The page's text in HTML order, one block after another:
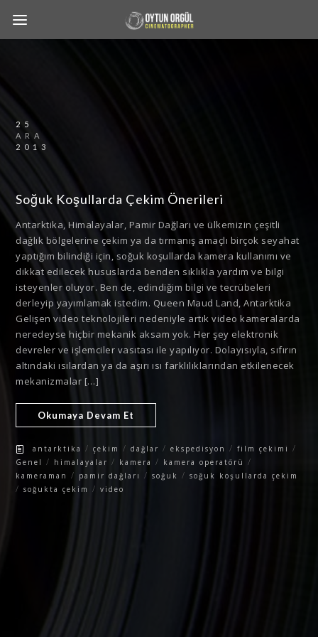
25
ARA
2013
Soğuk Koşullarda Çekim Önerileri
Antarktika, Himalayalar, Pamir Dağları ve ülkemizin çeşitli
dağlık bölgelerine çekim ya da tırmanış amaçlı birçok seyahat
yaptığım bilindiği için, soğuk koşullarda kamera kullanımı ve
dikkat edilecek hususlarda benden sıklıkla yardım ve bilgi
isteyenler oluyor. Ben de, edindiğim bilgi ve tecrübeleri
derleyip yayımlamak istedim. Queen Maud Land, Antarktika
Gelişen video teknolojileri nedeniyle artık video kameralarda
neredeyse hiçbir mekanik aksam yok. Her şey elektronik
devreler ve işlemciler vasıtası ile yapılıyor. Dolayısıyla, sıfırın
altındaki ısılardan ya da aşırı ısı farklılıklarından etkilenecek
mekanizmalar […]
Okumaya Devam Et
antarktika /çekim /dağlar /ekspedisyon /film çekimi /
Genel / himalayalar / kamera / kamera operatörü /
kameraman / pamir dağları /soğuk /soğuk koşullarda çekim
/soğukta çekim /video